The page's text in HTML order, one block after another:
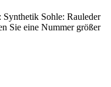
Sohle: Rauleder
Sie eine Nummer größer